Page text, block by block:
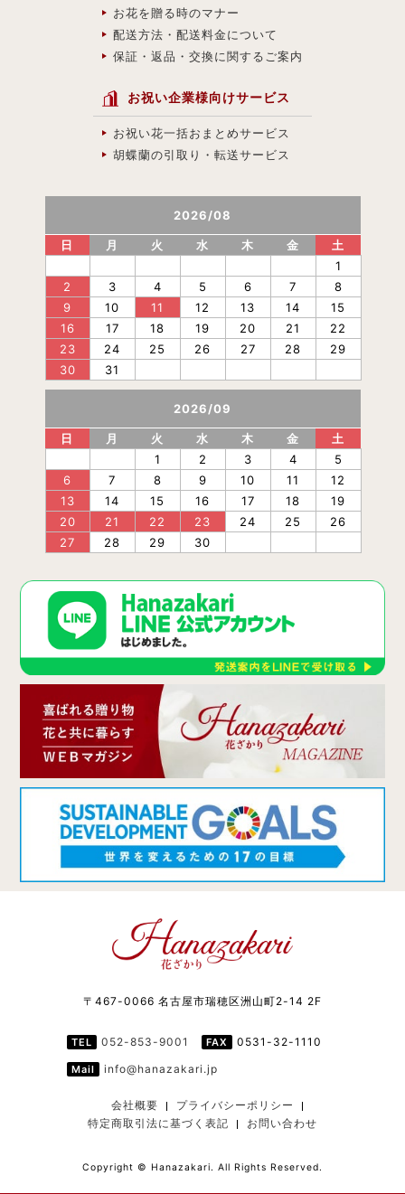
お花を贈る時のマナー
配送方法・配送料金について
保証・返品・交換に関するご案内
お祝い企業様向けサービス
お祝い花一括おまとめサービス
胡蝶蘭の引取り・転送サービス
2026/08
日 月 火 水 木 金
土
1
2
3 4 5 6 7
8
9
10 11 12 13 14
15
16
17 18 19 20 21
22
23
24 25 26 27 28
29
30
31
2026/09
日 月 火 水 木 金
土
1
2 3 4
5
6
7 8 9 10 11
12
13
14 15 16 17 18
19
20
21 22 23 24 25
26
27
28 29 30
〒467-0066 名古屋市瑞穂区洲山町2-14 2F
TEL 052-853-9001 FAX 0531-32-1110
Mail info@hanazakari.jp
会社概要
プライバシーポリシー
特定商取引法に基づく表記
お問い合わせ
Copyright ©︎ Hanazakari. All Rights Reserved.